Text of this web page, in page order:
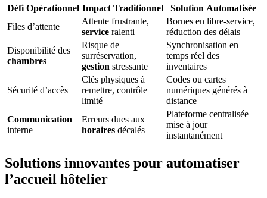
Défi Opérationnel Impact Traditionnel
Solution Automatisée
Files d’attente
Attente frustrante,
service ralenti
Bornes en libre-service,
réduction des délais
Disponibilité des
chambres
Risque de
surréservation,
gestion stressante
Synchronisation en
temps réel des
inventaires
Sécurité d’accès
Clés physiques à
remettre, contrôle
limité
Codes ou cartes
numériques générés à
distance
Communication
interne
Erreurs dues aux
horaires décalés
Plateforme centralisée
mise à jour
instantanément
Solutions innovantes pour automatiser
l’accueil hôtelier